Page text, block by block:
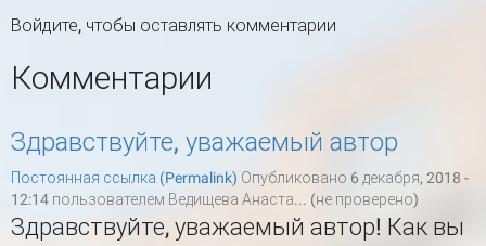
Войдите, чтобы оставлять комментарии
Комментарии
Здравствуйте, уважаемый автор
Постоянная ссылка (Permalink) Опубликовано 6 декабря, 2018 -
12:14 пользователем Ведищева Анаста... (не проверено)
Здравствуйте, уважаемый автор! Как вы